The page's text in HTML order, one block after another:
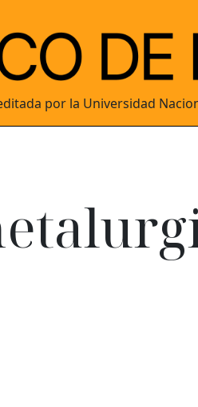
por la Universidad